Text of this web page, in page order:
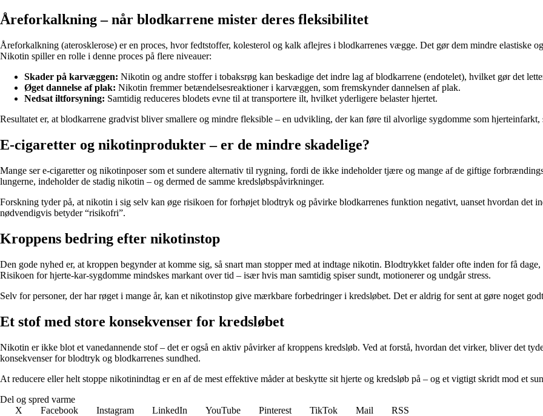
Åreforkalkning – når blodkarrene mister deres fleksibilitet
Åreforkalkning (aterosklerose) er en proces, hvor fedtstoffer, kolesterol og kalk aflejres i blodkarrenes vægge. Det gør dem mindre elastiske
Nikotin spiller en rolle i denne proces på flere niveauer:
Skader på karvæggen: Nikotin og andre stoffer i tobaksrøg kan beskadige det indre lag af blodkarrene (endotelet), hvilket gør det
Øget dannelse af plak: Nikotin fremmer betændelsesreaktioner i karvæggen, som fremskynder dannelsen af plak.
Nedsat iltforsyning: Samtidig reduceres blodets evne til at transportere ilt, hvilket yderligere belaster hjertet.
Resultatet er, at blodkarrene gradvist bliver smallere og mindre fleksible – en udvikling, der kan føre til alvorlige sygdomme som
E-cigaretter og nikotinprodukter – er de mindre skadelige?
Mange ser e-cigaretter og nikotinposer som et sundere alternativ til rygning, fordi de ikke indeholder tjære og mange af de giftige
lungerne, indeholder de stadig nikotin – og dermed de samme kredsløbspåvirkninger.
Forskning tyder på, at nikotin i sig selv kan øge risikoen for forhøjet blodtryk og påvirke blodkarrenes funktion negativt, uanset hvordan det
nødvendigvis betyder “risikofri”.
Kroppens bedring efter nikotinstop
Den gode nyhed er, at kroppen begynder at komme sig, så snart man stopper med at indtage nikotin. Blodtrykket falder ofte inden for få
Risikoen for hjerte-kar-sygdomme mindskes markant over tid – især hvis man samtidig spiser sundt, motionerer og undgår stress.
Selv for personer, der har røget i mange år, kan et nikotinstop give mærkbare forbedringer i kredsløbet. Det er aldrig for sent at gøre noget
Et stof med store konsekvenser for kredsløbet
Nikotin er ikke blot et vanedannende stof – det er også en aktiv påvirker af kroppens kredsløb. Ved at forstå, hvordan det virker, bliver det
konsekvenser for blodtryk og blodkarrenes sundhed.
At reducere eller helt stoppe nikotinindtag er en af de mest effektive måder at beskytte sit hjerte og kredsløb på – og et vigtigt skridt mod et
Del og spred varme
X
Facebook Instagram LinkedIn YouTube Pinterest TikTok Mail
RSS